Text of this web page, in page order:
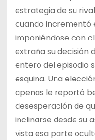
estrategia de su
cuando incrementó
imponiéndose con
extraña su decisión
entero del episodio
esquina. Una
apenas le reportó
desesperación de
inclinarse desde su
vista esa parte